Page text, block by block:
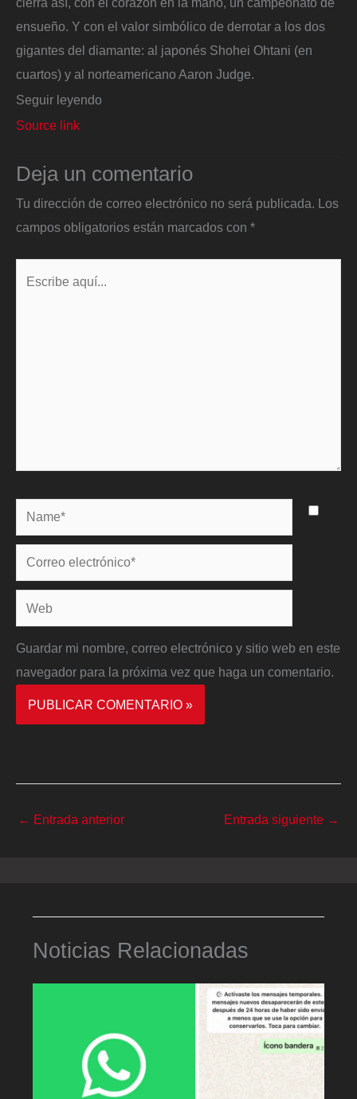
ensueño. Y con el valor simbólico de derrotar a los dos
gigantes del diamante: al japonés Shohei Ohtani (en
cuartos) y al norteamericano Aaron Judge.
Seguir leyendo
Source link
Deja un comentario
Tu dirección de correo electrónico no será publicada. Los
campos obligatorios están marcados con *
Name*
Correo
electrónico*
Web
Guardar mi nombre, correo electrónico y sitio web en este
navegador para la próxima vez que haga un comentario.
← Entrada anterior Entrada siguiente →
Noticias Relacionadas